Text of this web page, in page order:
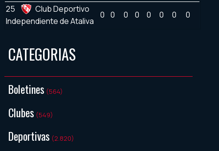
25
Club Deportivo
Independiente de Ataliva
0 0 0 0 0 0 0 0
CATEGORIAS
Boletines (564)
Clubes (549)
Deportivas (2.820)